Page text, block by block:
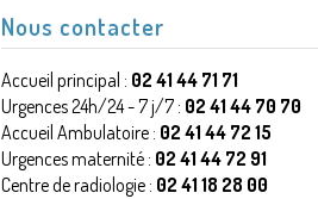
Nous contacter
Accueil principal : 02 41 44 71 71
Urgences 24h/24 - 7 j/7 : 02 41 44 70 70
Accueil Ambulatoire : 02 41 44 72 15
Urgences maternité : 02 41 44 72 91
Centre de radiologie : 02 41 18 28 00